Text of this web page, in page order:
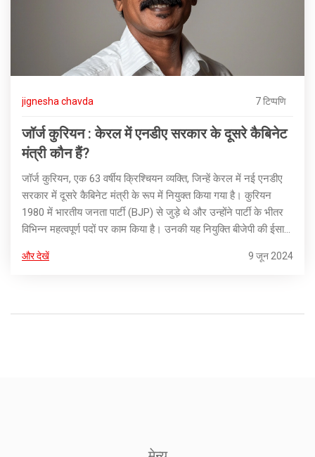
jignesha chavda 7 टिप्पणि
जॉर्ज कुरियन : केरल में एनडीए सरकार के दूसरे कैबिनेट
मंत्री कौन हैं?
जॉर्ज कुरियन, एक 63 वर्षीय क्रिश्चियन व्यक्ति, जिन्हें केरल में नई एनडीए
सरकार में दूसरे कैबिनेट मंत्री के रूप में नियुक्त किया गया है। कुरियन
1980 में भारतीय जनता पार्टी (BJP) से जुड़े थे और उन्होंने पार्टी के भीतर
विभिन्न महत्वपूर्ण पदों पर काम किया है। उनकी यह नियुक्ति बीजेपी की ईसाई
और देखें 9 जून 2024